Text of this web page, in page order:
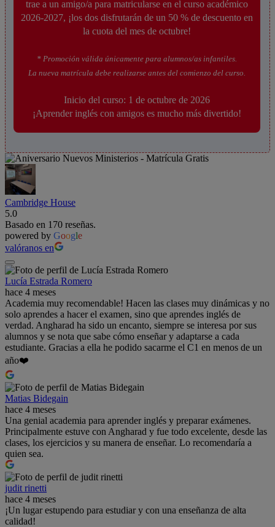
trae a un amigo/a para matricularse en el curso académico
2026-2027, ¡los dos disfrutarán de un 50 % de descuento en
la cuota del mes de octubre!
* Promoción válida únicamente para alumnos/as infantiles.
La nueva matrícula debe realizarse antes del comienzo del curso.
Inicio del curso: 1 de octubre de 2026
¡Aprender inglés con amigos es mucho más divertido!
Cambridge House
5.0
Basado en 170 reseñas.
powered by Google
valóranos en
Lucía Estrada Romero
hace 4 meses
Academia muy recomendable! Hacen las clases muy dinámicas y no
solo aprendes a hacer el examen, sino que aprendes inglés de
verdad. Angharad ha sido un encanto, siempre se interesa por sus
alumnos y se nota que sabe cómo enseñar y adaptarse a cada
estudiante. Gracias a ella he podido sacarme el C1 en menos de un
año❤️
Matias Bidegain
hace 4 meses
Una genial academia para aprender inglés y preparar exámenes.
Principalmente estuve con Angharad y fue todo excelente, desde las
clases, los ejercicios y su manera de enseñar. Lo recomendaría a
quien sea.
judit rinetti
hace 4 meses
¡Un lugar estupendo para estudiar y con una enseñanza de alta
calidad!